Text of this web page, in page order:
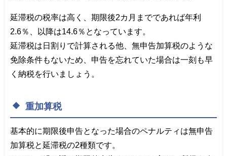
延滞税の税率は高く、期限後2カ月までであれば年利
2.6％、以降は14.6％となっています。
延滞税は日割りで計算される他、無申告加算税のような
免除条件もないため、申告を忘れていた場合は一刻も早
く納税を行いましょう。
重加算税
基本的に期限後申告となった場合のペナルティは無申告
加算税と延滞税の2種類です。